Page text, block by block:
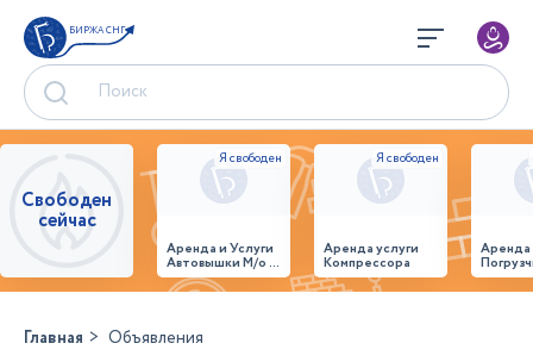
БИРЖА СНГ
Свободен
сейчас
Аренда и Услуги
Автовышки М/о г.
Домодедово
26,28,32 место
Аренда услуги
Компрессора
Главная Объявления